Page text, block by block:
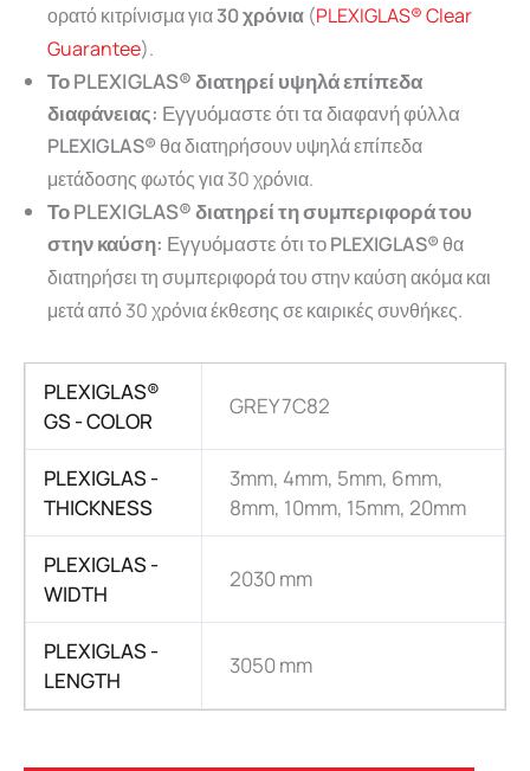
ορατό κιτρίνισμα για30 χρόνια (PLEXIGLAS® Clear
Guarantee).
Το PLEXIGLAS® διατηρεί υψηλά επίπεδα
διαφάνειας: Εγγυόμαστε ότι τα διαφανή φύλλα
PLEXIGLAS® θα διατηρήσουν υψηλά επίπεδα
μετάδοσης φωτός για 30 χρόνια.
Το PLEXIGLAS® διατηρεί τη συμπεριφορά του
στην καύση: Εγγυόμαστε ότι τοPLEXIGLAS® θα
διατηρήσει τη συμπεριφορά του στην καύση ακόμα και
μετά από 30 χρόνια έκθεσης σε καιρικές συνθήκες.
PLEXIGLAS®
GS - COLOR
GREY 7C82
PLEXIGLAS -
THICKNESS
3mm, 4mm, 5mm, 6mm,
8mm, 10mm, 15mm, 20mm
PLEXIGLAS -
WIDTH
2030 mm
PLEXIGLAS -
LENGTH
3050 mm